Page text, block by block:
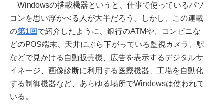
Windowsの搭載機器というと、仕事で使っているパソ
コンを思い浮かべる人が大半だろう。しかし、この連載
の第1回 で紹介したように、銀行のATMや、コンビニな
どのPOS端末、天井にぶら下がっている監視カメラ、駅
などで見かける自動販売機、広告を表示するデジタルサ
イネージ、画像診断に利用する医療機器、工場を自動化
する制御機器など、あらゆる場所でWindowsは使われて
いる。